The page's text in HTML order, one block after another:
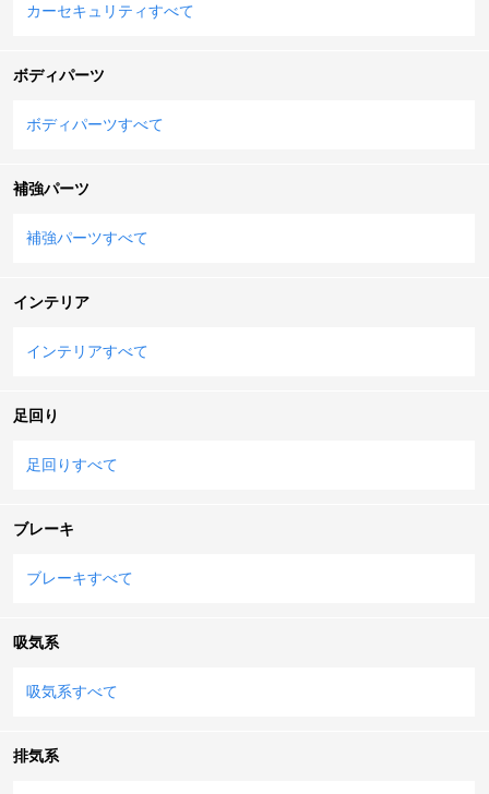
カーセキュリティすべて
ボディパーツ
ボディパーツすべて
補強パーツ
補強パーツすべて
インテリア
インテリアすべて
足回り
足回りすべて
ブレーキ
ブレーキすべて
吸気系
吸気系すべて
排気系